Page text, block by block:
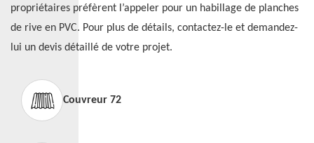
propriétaires préfèrent l’appeler pour un habillage de planches
de rive en PVC. Pour plus de détails, contactez-le et demandez-
lui un devis détaillé de votre projet.
Couvreur 72